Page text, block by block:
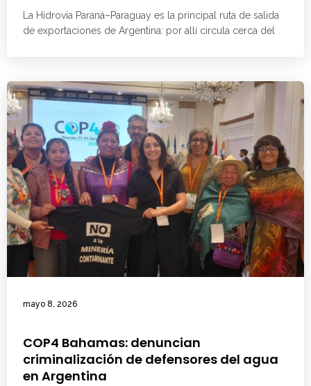
La Hidrovía Paraná–Paraguay es la principal ruta de salida
de exportaciones de Argentina: por allí circula cerca del
mayo 8, 2026
COP4 Bahamas: denuncian
criminalización de defensores del agua
en Argentina